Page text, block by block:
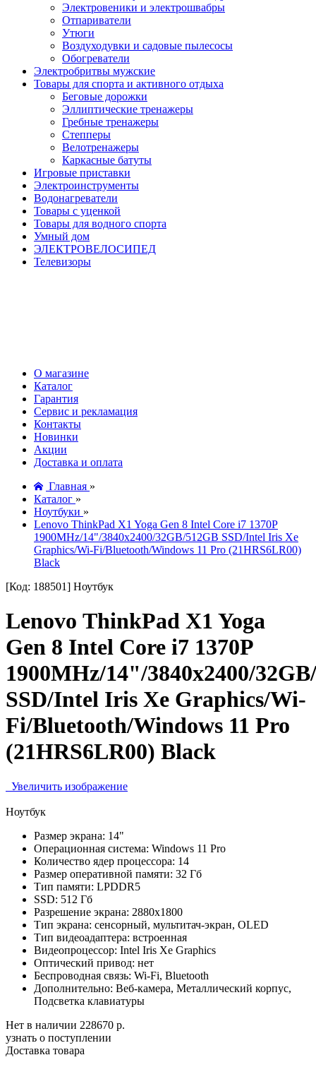
Электровеники и электрошвабры
Отпариватели
Утюги
Воздуходувки и садовые пылесосы
Обогреватели
Электробритвы мужские
Товары для спорта и активного отдыха
Беговые дорожки
Эллиптические тренажеры
Гребные тренажеры
Степперы
Велотренажеры
Каркасные батуты
Игровые приставки
Электроинструменты
Водонагреватели
Товары с уценкой
Товары для водного спорта
Умный дом
ЭЛЕКТРОВЕЛОСИПЕД
Телевизоры
О магазине
Каталог
Гарантия
Сервис и рекламация
Контакты
Новинки
Акции
Доставка и оплата
Главная »
Каталог »
Ноутбуки »
Lenovo ThinkPad X1 Yoga Gen 8 Intel Core i7 1370P
1900MHz/14"/3840x2400/32GB/512GB SSD/Intel Iris Xe
Graphics/Wi-Fi/Bluetooth/Windows 11 Pro (21HRS6LR00)
Black
[Код: 188501] Ноутбук
Lenovo ThinkPad X1 Yoga
Gen 8 Intel Core i7 1370P
1900MHz/14"/3840x2400/
SSD/Intel Iris Xe Graphics/Wi-
Fi/Bluetooth/Windows 11 Pro
(21HRS6LR00) Black
Увеличить изображение
Ноутбук
Размер экрана: 14"
Операционная система: Windows 11 Pro
Количество ядер процессора: 14
Размер оперативной памяти: 32 Гб
Тип памяти: LPDDR5
SSD: 512 Гб
Разрешение экрана: 2880x1800
Тип экрана: сенсорный, мультитач-экран, OLED
Тип видеоадаптера: встроенная
Видеопроцессор: Intel Iris Xe Graphics
Оптический привод: нет
Беспроводная связь: Wi-Fi, Bluetooth
Дополнительно: Веб-камера, Металлический корпус,
Подсветка клавиатуры
Нет в наличии 228670 р.
узнать о поступлении
Доставка товара